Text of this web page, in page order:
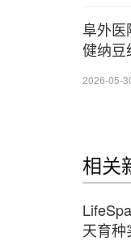
阜外
健纳豆
2026-05-
相关
天育